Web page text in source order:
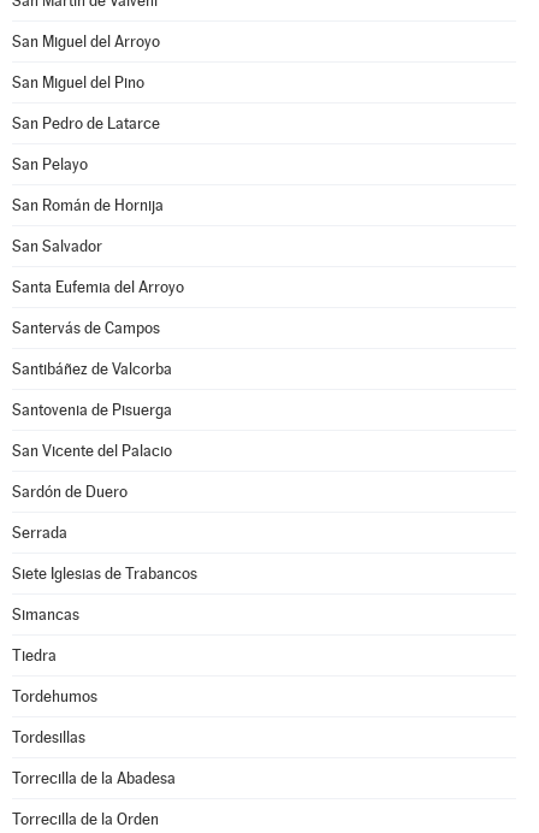
San Miguel del Arroyo
San Miguel del Pino
San Pedro de Latarce
San Pelayo
San Román de Hornija
San Salvador
Santa Eufemia del Arroyo
Santervás de Campos
Santibáñez de Valcorba
Santovenia de Pisuerga
San Vicente del Palacio
Sardón de Duero
Serrada
Siete Iglesias de Trabancos
Simancas
Tiedra
Tordehumos
Tordesillas
Torrecilla de la Abadesa
Torrecilla de la Orden